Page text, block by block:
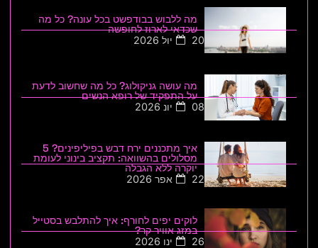
מה ללבוש בבודפשט בכל עונה? כל מה
שכדאי לארוז לחופשה
20 יול 2026
מה עושה גניקולוג? כל מה שחשוב לדעת
על התפקיד של רופא הנשים
08 יונ 2026
איך מתכננים ירח דבש בפיליפינים? 5
מסלולים בהשוואה: תקציב בינוני לעומת
יוקרה ללא הגבלה
22 אפר 2026
לוקים יפים לחורף: איך להתלבש בסטייל
במזג אוויר קר?
26 ינו 2026